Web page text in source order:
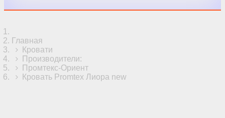
Главная
Кровати
Производители:
Промтекс-Ориент
Кровать Promtex Лиора new